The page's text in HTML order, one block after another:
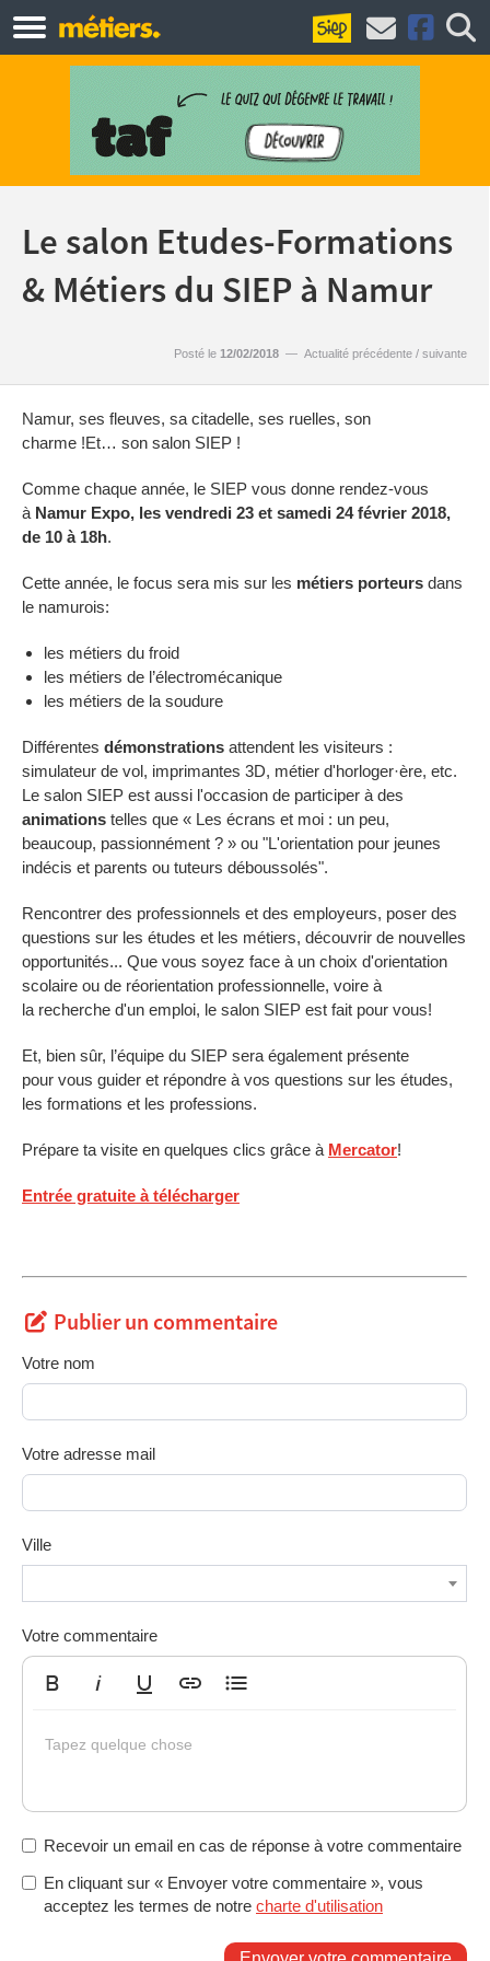
Le salon Etudes-Formations
& Métiers du SIEP à Namur
Posté le 12/02/2018 — Actualité précédente / suivante
Namur, ses fleuves, sa citadelle, ses ruelles, son
charme !Et… son salon SIEP !
Comme chaque année, le SIEP vous donne rendez-vous
à Namur Expo, les vendredi 23 et samedi 24 février 2018,
de 10 à 18h.
Cette année, le focus sera mis sur les métiers porteurs dans
le namurois:
les métiers du froid
les métiers de l’électromécanique
les métiers de la soudure
Différentes démonstrations attendent les visiteurs :
simulateur de vol, imprimantes 3D, métier d'horloger·ère, etc.
Le salon SIEP est aussi l'occasion de participer à des
animations telles que « Les écrans et moi : un peu,
beaucoup, passionnément ? » ou "L'orientation pour jeunes
indécis et parents ou tuteurs déboussolés".
Rencontrer des professionnels et des employeurs, poser des
questions sur les études et les métiers, découvrir de nouvelles
opportunités... Que vous soyez face à un choix d'orientation
scolaire ou de réorientation professionnelle, voire à
la recherche d'un emploi, le salon SIEP est fait pour vous!
Et, bien sûr, l’équipe du SIEP sera également présente
pour vous guider et répondre à vos questions sur les études,
les formations et les professions.
Prépare ta visite en quelques clics grâce à Mercator!
Entrée gratuite à télécharger
Publier un commentaire
Votre nom
Votre adresse mail
Ville
Votre commentaire
Tapez quelque chose
Recevoir un email en cas de réponse à votre commentaire
En cliquant sur « Envoyer votre commentaire », vous
acceptez les termes de notre charte d'utilisation